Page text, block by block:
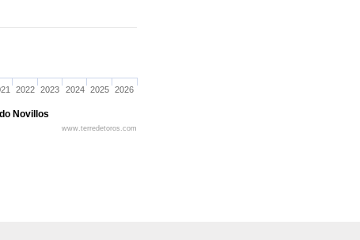
Novillos
2022 2023 2024 2025 2026
www.terredetoros.com